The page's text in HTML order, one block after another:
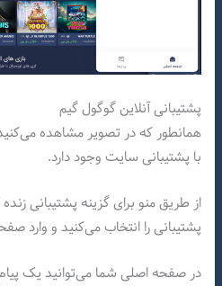
پشتیبانی آنلاین گوگول گیم
همانطور که در تصویر مشاهده می‌کنید
با پشتیبانی سایت وجود دارد.
از طریق منو برای گزینه پشتیبانی
پشتیبانی را انتخاب می‌کنید و وارد
در صفحه اصلی شما می‌توانید یک